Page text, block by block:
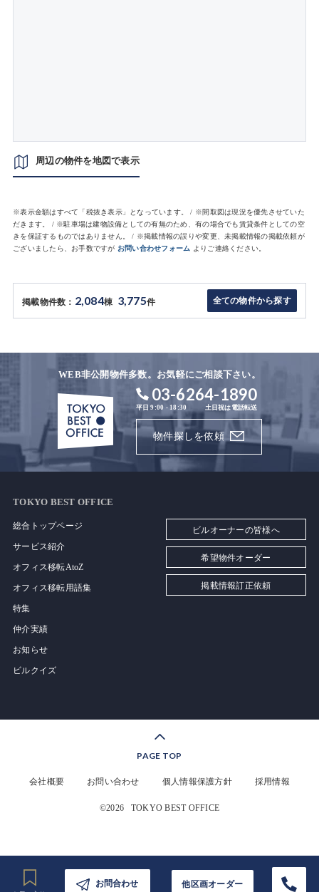
周辺の物件を地図で表示
※表示金額はすべて「税抜き表示」となっています。 / ※間取図は現況を優先させていた
だきます。 / ※駐車場は建物設備としての有無のため、有の場合でも賃貸条件としての空
きを保証するものではありません。 / ※掲載情報の誤りや変更、未掲載情報の掲載依頼が
ございましたら、お手数ですが お問い合わせフォーム よりご連絡ください。
掲載物件数： 2,084棟 3,775件 全ての物件から探す
お問合わせ 他区画オーダー
WEB非公開物件多数。お気軽にご相談下さい。
03-6264-1890
平日 9:00 - 18:30 土日祝は電話転送
物件探しを依頼
TOKYO BEST OFFICE
総合トップページ
サービス紹介
オフィス移転AtoZ
オフィス移転用語集
特集
仲介実績
お知らせ
ビルクイズ
ビルオーナーの皆様へ
希望物件オーダー
掲載情報訂正依頼
PAGE TOP
会社概要 お問い合わせ 個人情報保護方針 採用情報
©2026 TOKYO BEST OFFICE